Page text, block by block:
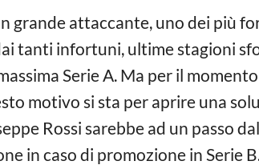
grande attaccante, uno dei più
tanti infortuni, ultime stagioni
Serie A. Ma per il
motivo si sta per aprire una
Rossi sarebbe ad un passo
in caso di promozione in Serie